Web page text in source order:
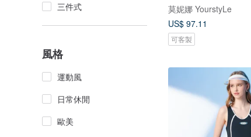
三件式
風格
運動風
日常休閒
歐美
莫妮娜 YourstyLe
US$ 97.11
可客製